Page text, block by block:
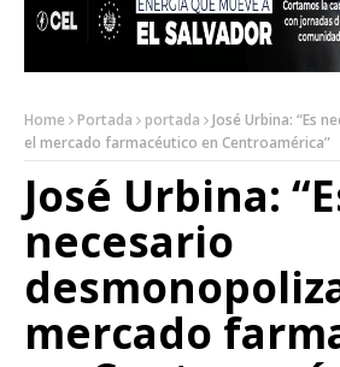
Home Portada portada
José Urbina: “Es
el mercado farmacéutico en Centroamérica”
José Urbina:
necesario
mercado